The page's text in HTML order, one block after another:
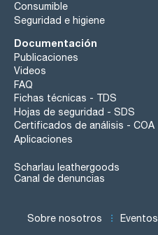
Consumible
Seguridad e higiene
Documentación
Publicaciones
Videos
FAQ
Fichas técnicas - TDS
Hojas de seguridad - SDS
Certificados de análisis - COA
Aplicaciones
Scharlau leathergoods
Canal de denuncias
Sobre nosotros Eventos